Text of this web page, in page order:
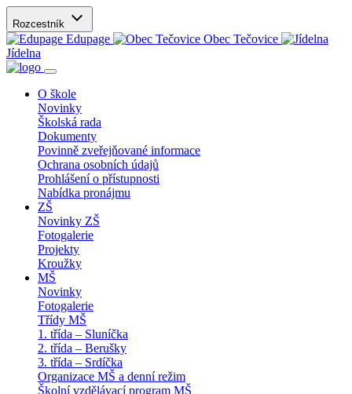
Rozcestník
Edupage
Obec Tečovice
Jídelna
O škole
Novinky
Školská rada
Dokumenty
Povinně zveřejňované informace
Ochrana osobních údajů
Prohlášení o přístupnosti
Nabídka pronájmu
ZŠ
Novinky ZŠ
Fotogalerie
Projekty
Kroužky
MŠ
Novinky
Fotogalerie
Třídy MŠ
1. třída – Sluníčka
2. třída – Berušky
3. třída – Srdíčka
Organizace MŠ a denní režim
Školní vzdělávací program MŠ